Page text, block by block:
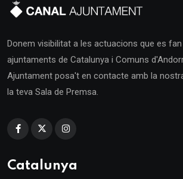
Donem visibilitat a les actuacions que es
ajuntaments de Catalunya i Comuns
Ajuntament posa't en contacte amb la
la teva Sala de Premsa.
Catalunya